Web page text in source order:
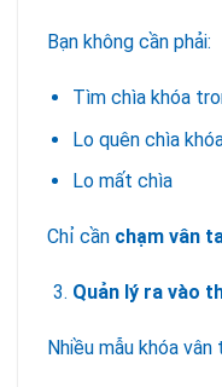
Bạn không cần phải:
Tìm chìa khóa
Lo quên chìa
Lo mất chìa
Chỉ cần chạm vân
Quản lý ra vào
Nhiều mẫu khóa